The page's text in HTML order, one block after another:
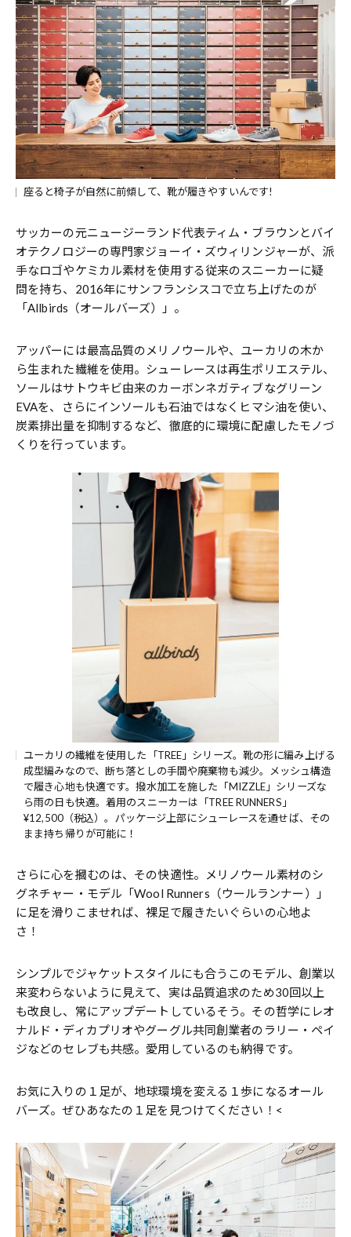
座ると椅子が自然に前傾して、靴が履きやすいんです!
サッカーの元ニュージーランド代表ティム・ブラウンとバイ
オテクノロジーの専門家ジョーイ・ズウィリンジャーが、派
手なロゴやケミカル素材を使用する従来のスニーカーに疑
問を持ち、2016年にサンフランシスコで立ち上げたのが
「Allbirds（オールバーズ）」。
アッパーには最高品質のメリノウールや、ユーカリの木か
ら生まれた繊維を使用。シューレースは再生ポリエステル、
ソールはサトウキビ由来のカーボンネガティブなグリーン
EVAを、さらにインソールも石油ではなくヒマシ油を使い、
炭素排出量を抑制するなど、徹底的に環境に配慮したモノづ
くりを行っています。
ユーカリの繊維を使用した「TREE」シリーズ。靴の形に編み上げる
成型編みなので、断ち落としの手間や廃棄物も減少。メッシュ構造
で履き心地も快適です。撥水加工を施した「MIZZLE」シリーズな
ら雨の日も快適。着用のスニーカーは「TREE RUNNERS」
¥12,500（税込）。パッケージ上部にシューレースを通せば、その
まま持ち帰りが可能に！
さらに心を摑むのは、その快適性。メリノウール素材のシ
グネチャー・モデル「Wool Runners（ウールランナー）」
に足を滑りこませれば、裸足で履きたいぐらいの心地よ
さ！
シンプルでジャケットスタイルにも合うこのモデル、創業以
来変わらないように見えて、実は品質追求のため30回以上
も改良し、常にアップデートしているそう。その哲学にレオ
ナルド・ディカプリオやグーグル共同創業者のラリー・ペイ
ジなどのセレブも共感。愛用しているのも納得です。
お気に入りの１足が、地球環境を変える１歩になるオール
バーズ。ぜひあなたの１足を見つけてください！<